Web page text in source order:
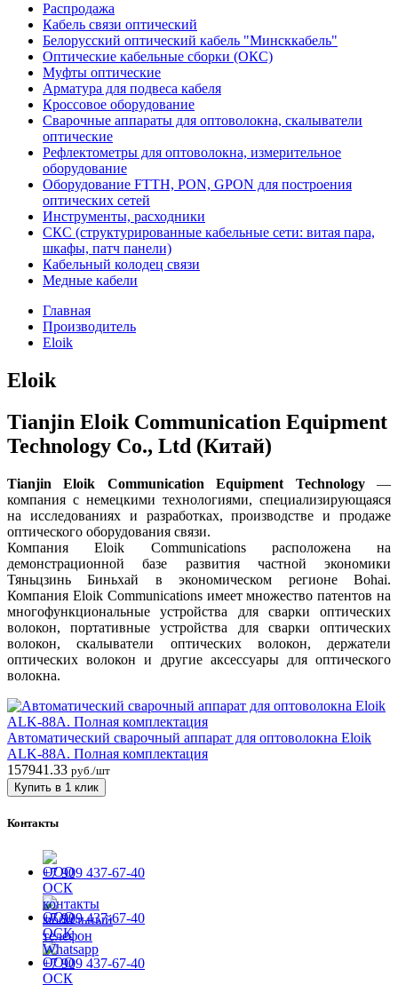
Распродажа
Кабель связи оптический
Белорусский оптический кабель "Минсккабель"
Оптические кабельные сборки (ОКС)
Муфты оптические
Арматура для подвеса кабеля
Кроссовое оборудование
Сварочные аппараты для оптоволокна, скалыватели
оптические
Рефлектометры для оптоволокна, измерительное
оборудование
Оборудование FTTH, PON, GPON для построения
оптических сетей
Инструменты, расходники
СКС (структурированные кабельные сети: ​витая пара,
шкафы, патч панели)
Кабельный колодец связи
Медные кабели
Главная
Производитель
Eloik
Eloik
Tianjin Eloik Communication Equipment
Technology Co., Ltd (Китай)
Tianjin Eloik Communication Equipment Technology—
компания с немецкими технологиями, специализирующаяся
на исследованиях и разработках, производстве и продаже
оптического оборудования связи.
Компания Eloik Communications расположена на
демонстрационной базе развития частной экономики
Тяньцзинь Биньхай в экономическом регионе Bohai.
Компания Eloik Communications имеет множество патентов на
многофункциональные устройства для сварки оптических
волокон, портативные устройства для сварки оптических
волокон, скалыватели оптических волокон, держатели
оптических волокон и другие аксессуары для оптического
волокна.
Автоматический cварочный аппарат для оптоволокна Eloik
ALK-88A. Полная комплектация
157941.33 руб./шт
Купить в 1 клик
Контакты
+7 909 437-67-40
+7 909 437-67-40
+7 909 437-67-40